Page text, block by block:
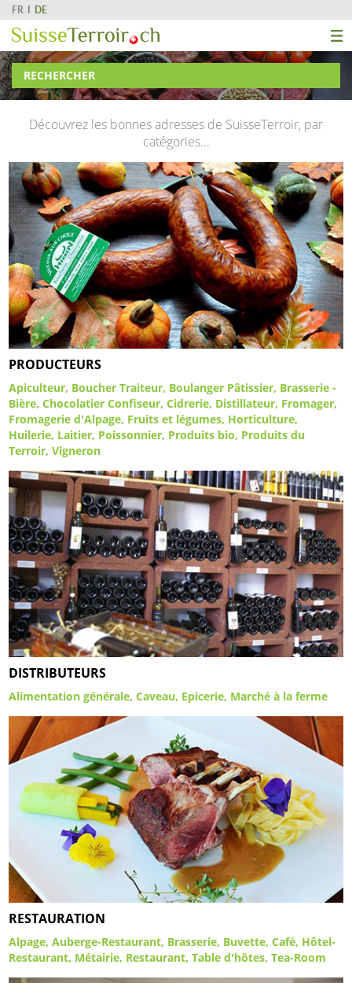
FR DE
RECHERCHER
Découvrez les bonnes adresses de SuisseTerroir, par
catégories...
PRODUCTEURS
Apiculteur Boucher Traiteur Boulanger Pâtissier Brasserie -
Bière Chocolatier Confiseur Cidrerie Distillateur Fromager
Fromagerie d'Alpage Fruits et légumes Horticulture
Huilerie Laitier Poissonnier Produits bio Produits du
Terroir Vigneron
DISTRIBUTEURS
Alimentation générale Caveau Epicerie Marché à la ferme
RESTAURATION
Alpage Auberge-Restaurant Brasserie Buvette Café Hôtel-
Restaurant Métairie Restaurant Table d'hôtes Tea-Room